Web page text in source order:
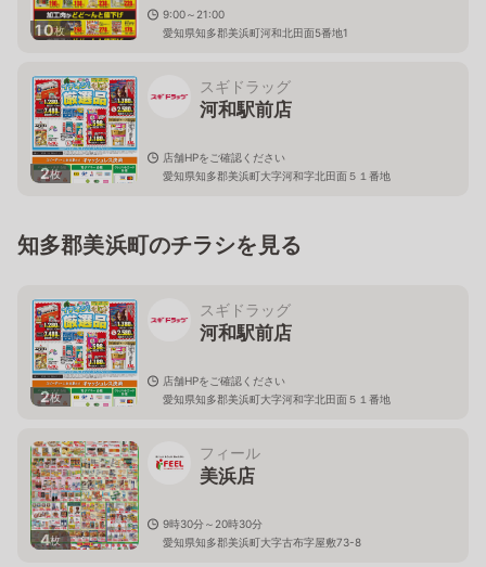
10枚
9:00～21:00
愛知県知多郡美浜町河和北田面5番地1
2枚
スギドラッグ
河和駅前店
店舗HPをご確認ください
愛知県知多郡美浜町大字河和字北田面５１番地
知多郡美浜町のチラシを見る
2枚
スギドラッグ
河和駅前店
店舗HPをご確認ください
愛知県知多郡美浜町大字河和字北田面５１番地
4枚
フィール
美浜店
9時30分～20時30分
愛知県知多郡美浜町大字古布字屋敷73-8